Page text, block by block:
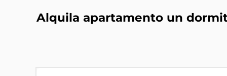
Alquila apartamento un